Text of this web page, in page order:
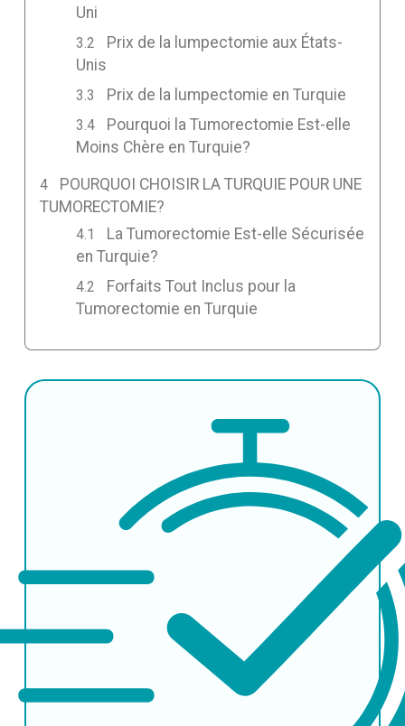
Uni
Prix de la lumpectomie aux États-
Unis
Prix de la lumpectomie en Turquie
Pourquoi la Tumorectomie Est-elle
Moins Chère en Turquie?
POURQUOI CHOISIR LA TURQUIE POUR UNE
TUMORECTOMIE?
La Tumorectomie Est-elle Sécurisée
en Turquie?
Forfaits Tout Inclus pour la
Tumorectomie en Turquie